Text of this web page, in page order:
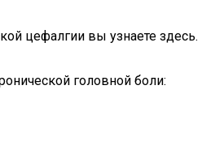
цефалгии вы узнаете здесь.
головной боли: